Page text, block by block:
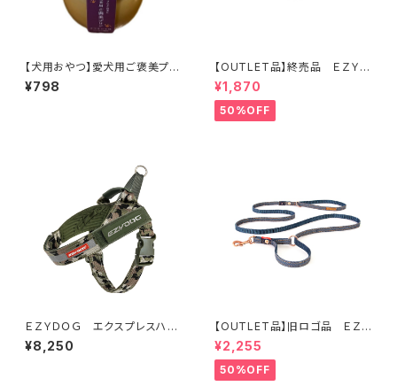
【犬用おやつ】愛犬用ご褒美プリ
ン さつまいも味 70g
¥798
【OUTLET品】終売品 ＥＺＹＤ
ＯＧ ネオカラー XL ブルー
¥1,870
50%OFF
ＥＺＹＤＯＧ エクスプレスハー
ネス XL (全4色)
¥8,250
【OUTLET品】旧ロゴ品 ＥＺＹ
ＤＯＧ ヴァリオ４ライト デニ
ム
¥2,255
50%OFF